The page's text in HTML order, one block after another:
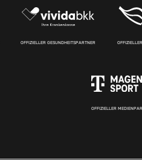
OFFIZIELLER GESUNDHEITSPARTNER
OFFIZIELLER